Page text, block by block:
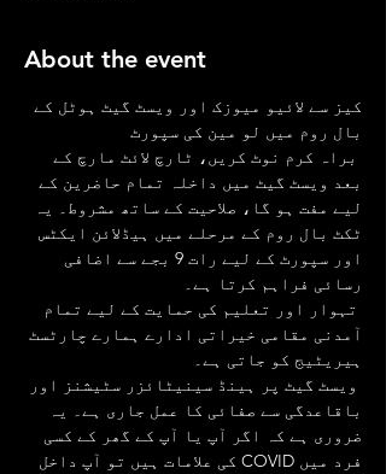
About the event
کیز سے لائیو میوزک اور ویسٹ گیٹ ہوٹل کے
بال روم میں لو مین کی سپورٹ
براہ کرم نوٹ کریں، ٹارچ لائٹ مارچ کے
بعد ویسٹ گیٹ میں داخلہ تمام حاضرین کے
لیے مفت ہو گا، صلاحیت کے ساتھ مشروط۔ یہ
ٹکٹ بال روم کے مرحلے میں ہیڈلائن ایکٹس
اور سپورٹ کے لیے رات 9 بجے سے اضافی
رسائی فراہم کرتا ہے۔
تہوار اور تعلیم کی حمایت کے لیے تمام
آمدنی مقامی خیراتی ادارے ہمارے چارٹسٹ
ہیریٹیج کو جاتی ہے۔
ویسٹ گیٹ پر ہینڈ سینیٹائزر سٹیشنز اور
باقاعدگی سے صفائی کا عمل جاری ہے۔ یہ
ضروری ہے کہ اگر آپ یا آپ کے گھر کے کسی
فرد میں COVID کی علامات ہیں تو آپ داخل